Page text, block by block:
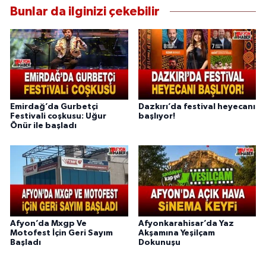
Bunlar da ilginizi çekebilir
Emirdağ’da Gurbetçi
Festivali coşkusu: Uğur
Önür ile başladı
Dazkırı’da festival heyecanı
başlıyor!
Afyon’da Mxgp Ve
Motofest İçin Geri Sayım
Başladı
Afyonkarahisar’da Yaz
Akşamına Yeşilçam
Dokunuşu